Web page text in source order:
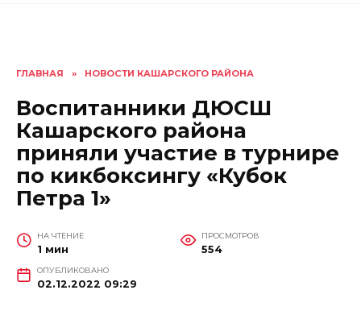
ГЛАВНАЯ » НОВОСТИ КАШАРСКОГО РАЙОНА
Воспитанники ДЮСШ
Кашарского района
приняли участие в турнире
по кикбоксингу «Кубок
Петра 1»
НА ЧТЕНИЕ
1 мин
ПРОСМОТРОВ
554
ОПУБЛИКОВАНО
02.12.2022 09:29